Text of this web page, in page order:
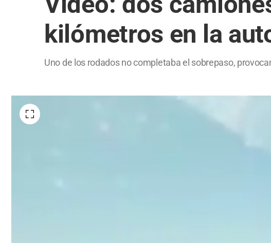
kilómetros en la
Uno de los rodados no completaba el sobrepaso,